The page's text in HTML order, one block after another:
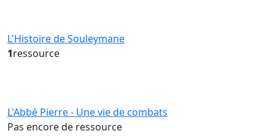
L'Histoire de Souleymane
1ressource
L'Abbé Pierre - Une vie de combats
Pas encore de ressource